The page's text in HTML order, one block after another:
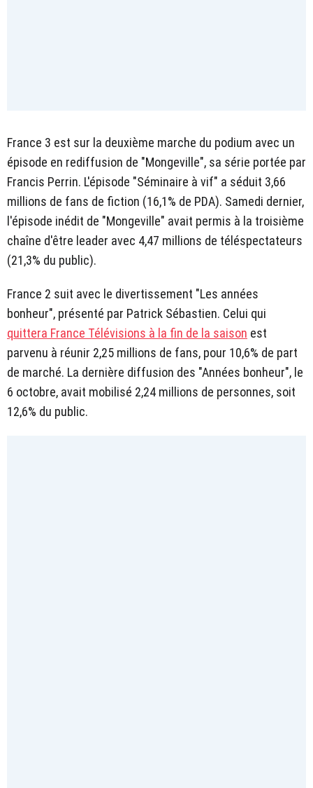
France 3 est sur la deuxième marche du podium avec un
épisode en rediffusion de "Mongeville", sa série portée par
Francis Perrin. L'épisode "Séminaire à vif" a séduit 3,66
millions de fans de fiction (16,1% de PDA). Samedi dernier,
l'épisode inédit de "Mongeville" avait permis à la troisième
chaîne d'être leader avec 4,47 millions de téléspectateurs
(21,3% du public).
France 2 suit avec le divertissement "Les années
bonheur", présenté par Patrick Sébastien. Celui qui
quittera France Télévisions à la fin de la saison est
parvenu à réunir 2,25 millions de fans, pour 10,6% de part
de marché. La dernière diffusion des "Années bonheur", le
6 octobre, avait mobilisé 2,24 millions de personnes, soit
12,6% du public.